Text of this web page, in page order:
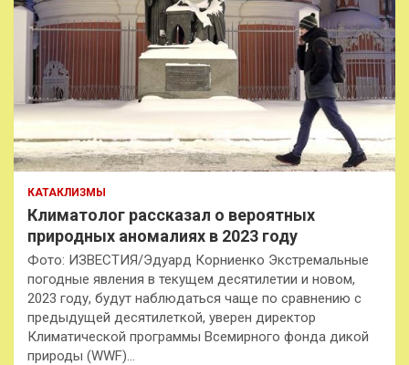
КАТАКЛИЗМЫ
Климатолог рассказал о вероятных
природных аномалиях в 2023 году
Фото: ИЗВЕСТИЯ/Эдуард Корниенко Экстремальные
погодные явления в текущем десятилетии и новом,
2023 году, будут наблюдаться чаще по сравнению с
предыдущей десятилеткой, уверен директор
Климатической программы Всемирного фонда дикой
природы (WWF)…